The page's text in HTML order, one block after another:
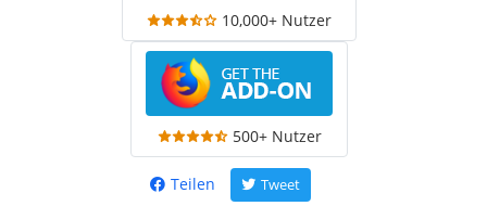
10,000+ Nutzer
500+ Nutzer
Teilen Tweet